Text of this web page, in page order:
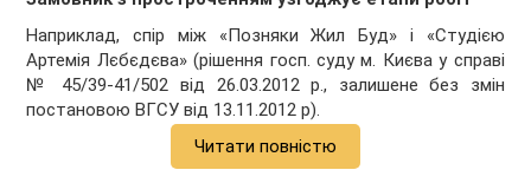
Наприклад, спір між «Позняки Жил Буд» і «Студією
Артемія Лєбєдєва» (рішення госп. суду м. Києва у справі
№ 45/39-41/502 від 26.03.2012 р., залишене без змін
постановою ВГСУ від 13.11.2012 р).
Читати повністю